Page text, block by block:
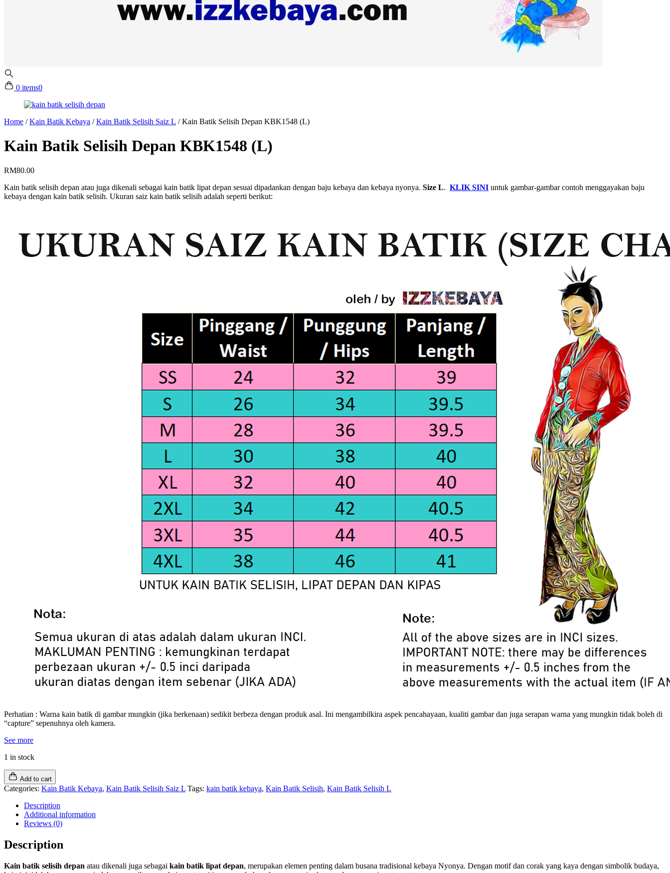
0 items0
Home /Kain Batik Kebaya /Kain Batik Selisih Saiz L /Kain Batik Selisih Depan KBK1548 (L)
Kain Batik Selisih Depan KBK1548 (L)
RM80.00
Kain batik selisih depan atau juga dikenali sebagai kain batik lipat depan sesuai dipadankan dengan baju kebaya dan kebaya nyonya. Size L. KLIK SINI untuk gambar-gambar contoh menggayakan baju
kebaya dengan kain batik selisih. Ukuran saiz kain batik selisih adalah seperti berikut:
Perhatian : Warna kain batik di gambar mungkin (jika berkenaan) sedikit berbeza dengan produk asal. Ini mengambilkira aspek pencahayaan, kualiti gambar dan juga serapan warna yang mungkin tidak boleh di
“capture” sepenuhnya oleh kamera.
See more
1 in stock
Add to cart
Categories: Kain Batik Kebaya, Kain Batik Selisih Saiz L Tags: kain batik kebaya, Kain Batik Selisih, Kain Batik Selisih L
Description
Additional information
Reviews (0)
Description
Kain batik selisih depan atau dikenali juga sebagai kain batik lipat depan, merupakan elemen penting dalam busana tradisional kebaya Nyonya. Dengan motif dan corak yang kaya dengan simbolik budaya,